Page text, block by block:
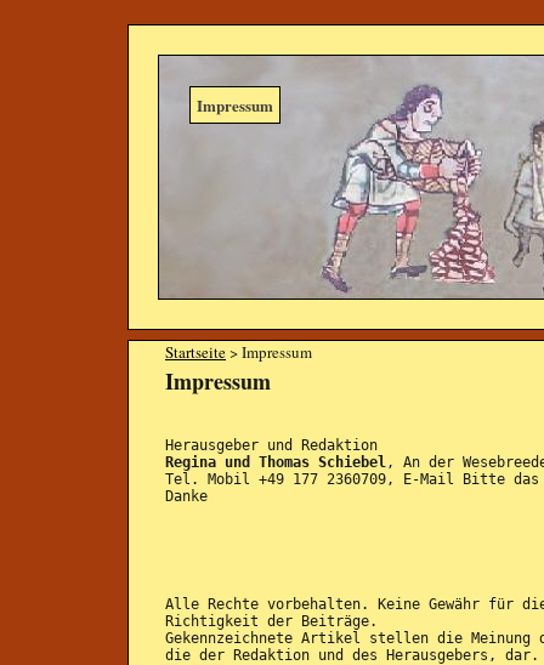
Impressum
Startseite> Impressum
Impressum
Herausgeber und Redaktion
Regina und Thomas Schiebel, An der
Tel. Mobil +49 177 2360709, E-Mail Bitte das
Danke
Alle Rechte vorbehalten. Keine Gewähr für
Richtigkeit der Beiträge.
Gekennzeichnete Artikel stellen die Meinung
die der Redaktion und des Herausgebers, dar.